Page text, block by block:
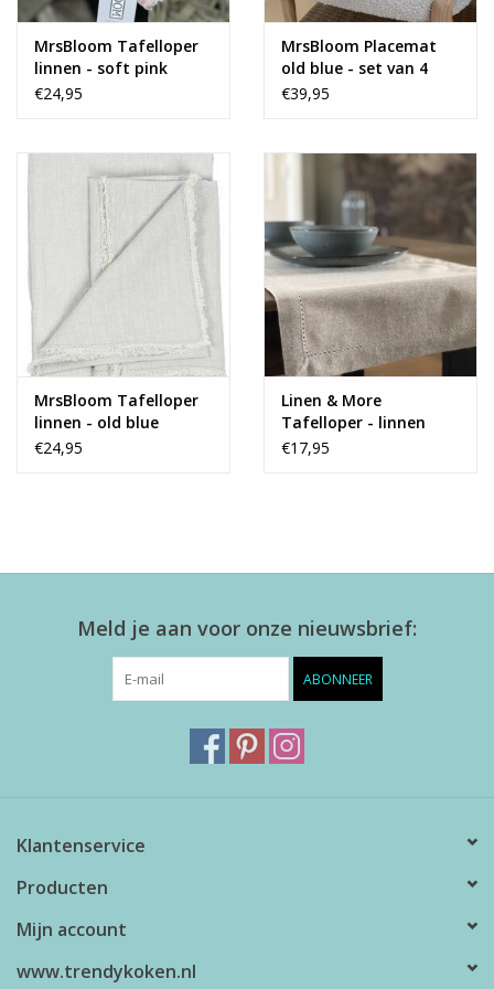
MrsBloom Tafelloper
linnen - soft pink
€24,95
MrsBloom Placemat
old blue - set van 4
€39,95
MrsBloom Tafelloper
linnen - old blue
€24,95
Linen & More
Tafelloper - linnen
'Nena'
€17,95
Meld je aan voor onze nieuwsbrief:
ABONNEER
Klantenservice
Producten
Mijn account
www.trendykoken.nl